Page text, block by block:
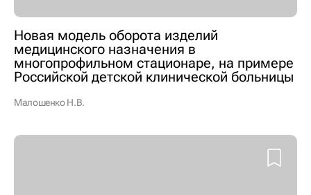
Новая модель оборота изделий
медицинского назначения в
многопрофильном стационаре, на примере
Российской детской клинической больницы
Малошенко Н.В.